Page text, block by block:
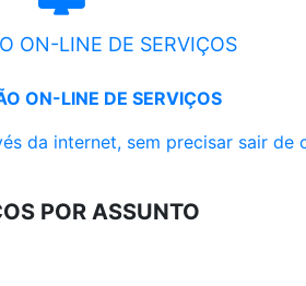
ON-LINE DE SERVIÇOS
ON-LINE DE SERVIÇOS
da internet, sem precisar sair de
POR ASSUNTO